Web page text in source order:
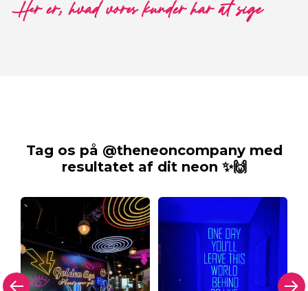
Her er, hvad vores kunder har at sige
Tag os på @theneoncompany med
resultatet af dit neon ✨🙌